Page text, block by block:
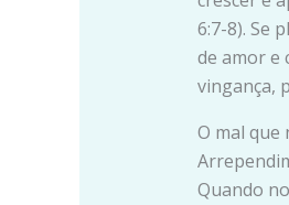
6:7-8). Se
de amor e
vingança,
O mal que
Quando